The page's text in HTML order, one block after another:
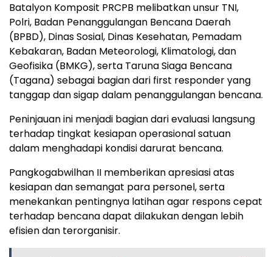
Batalyon Komposit PRCPB melibatkan unsur TNI,
Polri, Badan Penanggulangan Bencana Daerah
(BPBD), Dinas Sosial, Dinas Kesehatan, Pemadam
Kebakaran, Badan Meteorologi, Klimatologi, dan
Geofisika (BMKG), serta Taruna Siaga Bencana
(Tagana) sebagai bagian dari first responder yang
tanggap dan sigap dalam penanggulangan bencana.
Peninjauan ini menjadi bagian dari evaluasi langsung
terhadap tingkat kesiapan operasional satuan
dalam menghadapi kondisi darurat bencana.
Pangkogabwilhan II memberikan apresiasi atas
kesiapan dan semangat para personel, serta
menekankan pentingnya latihan agar respons cepat
terhadap bencana dapat dilakukan dengan lebih
efisien dan terorganisir.